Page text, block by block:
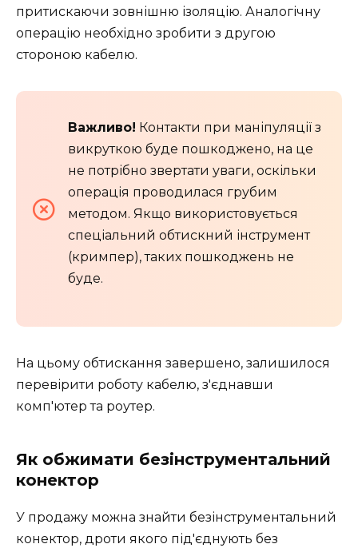
притискаючи зовнішню ізоляцію. Аналогічну
операцію необхідно зробити з другою
стороною кабелю.
Важливо! Контакти при маніпуляції з
викруткою буде пошкоджено, на це
не потрібно звертати уваги, оскільки
операція проводилася грубим
методом. Якщо використовується
спеціальний обтискний інструмент
(кримпер), таких пошкоджень не
буде.
На цьому обтискання завершено, залишилося
перевірити роботу кабелю, з'єднавши
комп'ютер та роутер.
Як обжимати безінструментальний
конектор
У продажу можна знайти безінструментальний
конектор, дроти якого під'єднують без